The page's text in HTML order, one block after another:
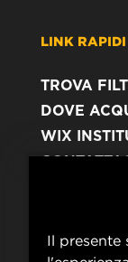
LINK RAPIDI
TROVA
DOVE
WIX
Il presente